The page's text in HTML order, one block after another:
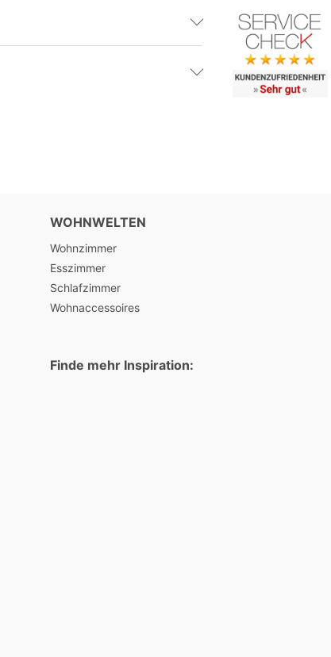
WOHNWELTEN
Wohnzimmer
Esszimmer
Schlafzimmer
Wohnaccessoires
Finde mehr Inspiration: